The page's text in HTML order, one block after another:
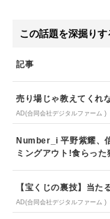
この話題を深掘りす
記事
売り場じゃ教えてくれ
AD(合同会社デジタルファーム )
Number_i 平野紫耀、
ミングアウト!食らった
【宝くじの裏技】当た
AD(合同会社デジタルファーム )